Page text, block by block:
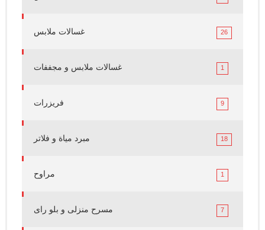
غسالات ملابس 26
غسالات ملابس و مجففات 1
فريزرات 9
مبرد مياة و فلاتر 18
مراوح 1
مسرح منزلى و بلو راى 7